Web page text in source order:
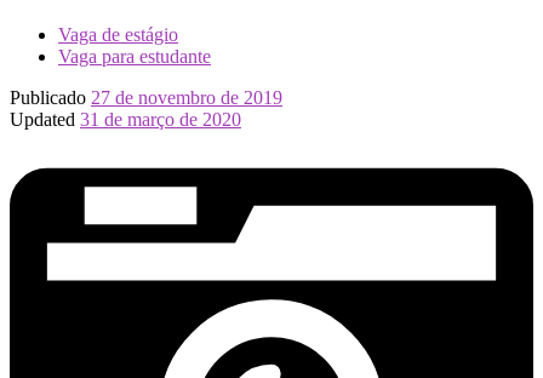
Vaga de estágio
Vaga para estudante
Publicado 27 de novembro de 2019
Updated 31 de março de 2020